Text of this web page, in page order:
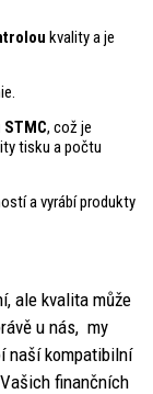
kvality a je
, což je
tisku a počtu
a vyrábí produkty
ale kvalita může
u nás, my
naší kompatibilní
Vašich finančních